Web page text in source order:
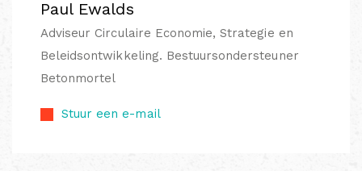
Paul Ewalds
Adviseur Circulaire Economie, Strategie en
Beleidsontwikkeling. Bestuursondersteuner
Betonmortel
Stuur een e-mail